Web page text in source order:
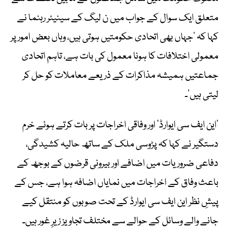
متعلق ایک سوال کے جواب میں ن لیگ کے سینیئر رہنما نے
کہا کہ ’جہاں بھی اتحادی حکومتیں ہوتی ہیں، وہاں بعض امور پر
معمولی اختلافات کا ہونا معمول کی بات ہے، تاہم اتحادی
جماعتیں ہمیشہ مذاکرات کے ذریعے معاملات کو حل کر
لیتی ہیں‘۔
’این ایف سی ایوارڈ‘ اور وفاقی اخراجات پر بات کرتے ہوئے خرم
دستگیر نے کہا کہ پڑوسی ملک کے ساتھ حالیہ کشیدگی،
دفاعی ضروریات میں اضافے اور بیرونی قرضوں کے بوجھ کے
باعث وفاق کے اخراجات میں نمایاں اضافہ ہوا ہے، جس کے
پیشِ نظر این ایف سی ایوارڈ کے تحت صوبوں کو منتقل کیے
جانے والے وسائل کے حوالے سے مختلف تجاویز زیرِ غور ہیں۔